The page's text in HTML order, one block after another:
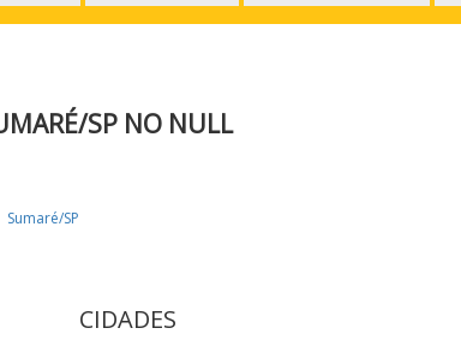
SP NO NULL
Sumaré/SP
CIDADES